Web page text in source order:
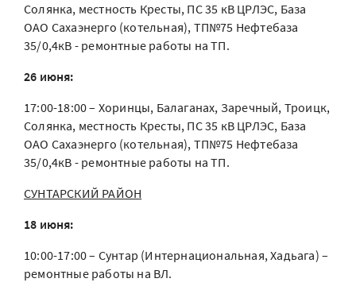
Солянка, местность Кресты, ПС 35 кВ ЦРЛЭС, База
ОАО Сахаэнерго (котельная), ТП№75 Нефтебаза
35/0,4кВ - ремонтные работы на ТП.
26 июня:
17:00-18:00 – Хоринцы, Балаганах, Заречный, Троицк,
Солянка, местность Кресты, ПС 35 кВ ЦРЛЭС, База
ОАО Сахаэнерго (котельная), ТП№75 Нефтебаза
35/0,4кВ - ремонтные работы на ТП.
СУНТАРСКИЙ РАЙОН
18 июня:
10:00-17:00 – Сунтар (Интернациональная, Хадьага) –
ремонтные работы на ВЛ.